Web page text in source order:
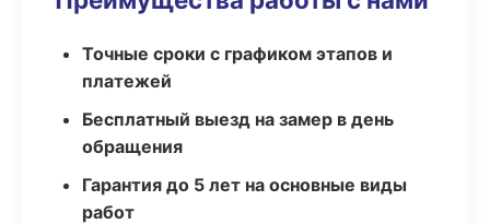
Точные сроки с графиком этапов и
платежей
Бесплатный выезд на замер в день
обращения
Гарантия до 5 лет на основные виды
работ